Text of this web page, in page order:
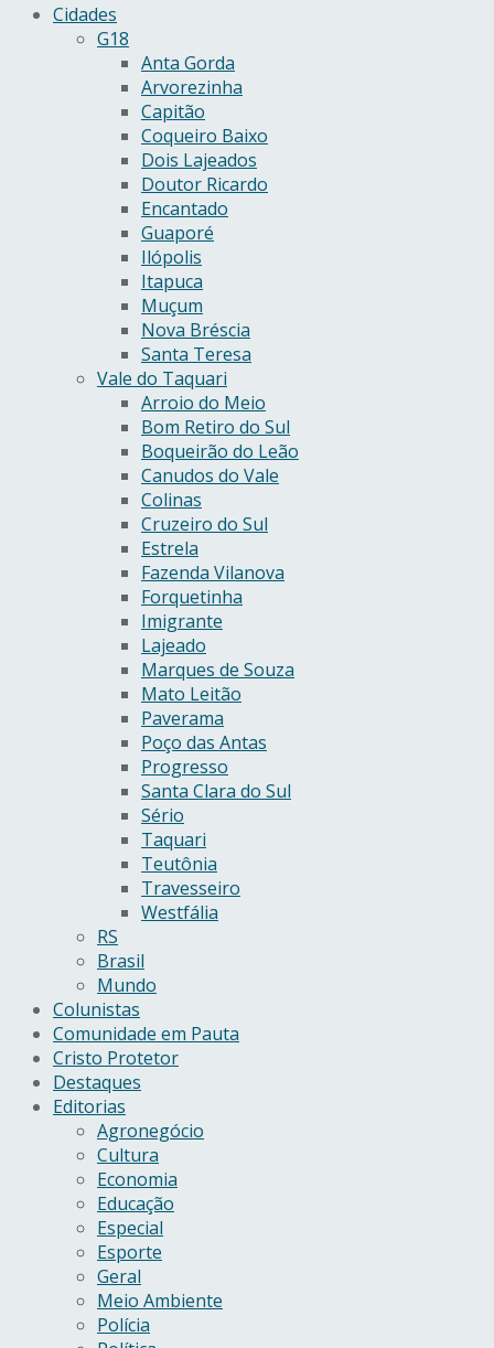
Cidades
G18
Anta Gorda
Arvorezinha
Capitão
Coqueiro Baixo
Dois Lajeados
Doutor Ricardo
Encantado
Guaporé
Ilópolis
Itapuca
Muçum
Nova Bréscia
Santa Teresa
Vale do Taquari
Arroio do Meio
Bom Retiro do Sul
Boqueirão do Leão
Canudos do Vale
Colinas
Cruzeiro do Sul
Estrela
Fazenda Vilanova
Forquetinha
Imigrante
Lajeado
Marques de Souza
Mato Leitão
Paverama
Poço das Antas
Progresso
Santa Clara do Sul
Sério
Taquari
Teutônia
Travesseiro
Westfália
RS
Brasil
Mundo
Colunistas
Comunidade em Pauta
Cristo Protetor
Destaques
Editorias
Agronegócio
Cultura
Economia
Educação
Especial
Esporte
Geral
Meio Ambiente
Polícia